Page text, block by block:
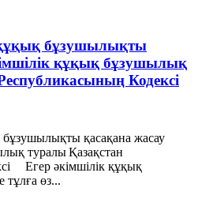
бұзушылықты
құқық бұзушылық
Кодексі
қасақана жасау
туралы Қазақстан
Егер әкiмшiлiк құқық
өз...